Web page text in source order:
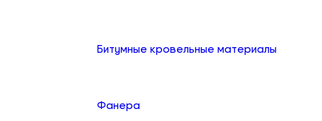
Битумные кровельные материалы
Фанера